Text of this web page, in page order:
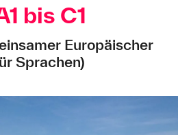
bis C1
Europäischer
Sprachen)